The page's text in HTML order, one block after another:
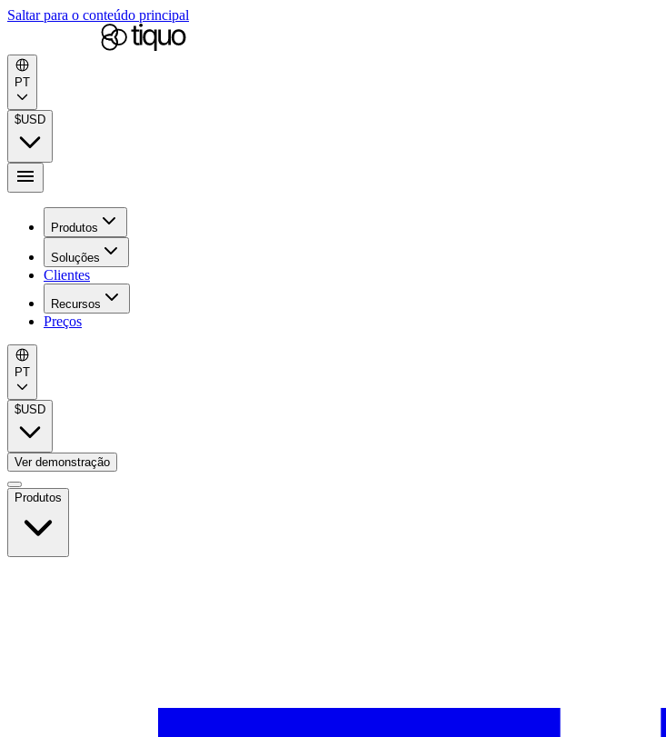
Saltar para o conteúdo principal
PT
$USD
Produtos
Soluções
Clientes
Recursos
Preços
PT
$USD
Ver demonstração
Produtos